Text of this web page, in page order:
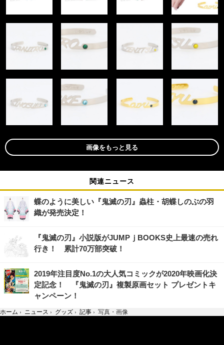
画像をもっと見る
関連ニュース
蝶のように美しい『鬼滅の刃』蟲柱・胡蝶しのぶの羽
織が発売決定！
『鬼滅の刃』小説版がJUMPｊBOOKS史上最速の売れ
行き！ 累計70万部突破！
2019年注目度No.1の大人気コミックが2020年映画化決
定記念！ 『鬼滅の刃』複製原画セット プレゼントキ
ャンペーン！
ホーム › ニュース › グッズ › 記事 › 写真・画像